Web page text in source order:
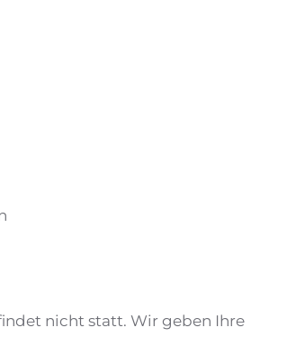
nicht statt. Wir geben Ihre